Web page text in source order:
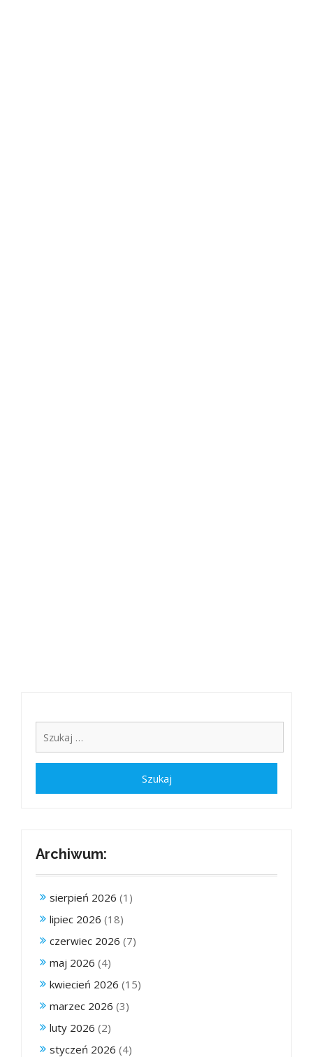
Archiwum:
sierpień 2026 (1)
lipiec 2026 (18)
czerwiec 2026 (7)
maj 2026 (4)
kwiecień 2026 (15)
marzec 2026 (3)
luty 2026 (2)
styczeń 2026 (4)